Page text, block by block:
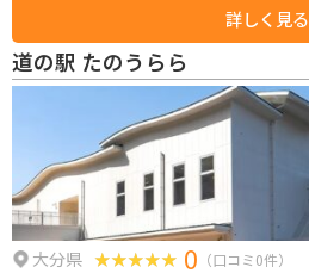
詳しく見る
道の駅 たのうらら
大分県 0 （口コミ0件）